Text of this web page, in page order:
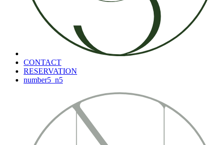
CONTACT
RESERVATION
number5_n5